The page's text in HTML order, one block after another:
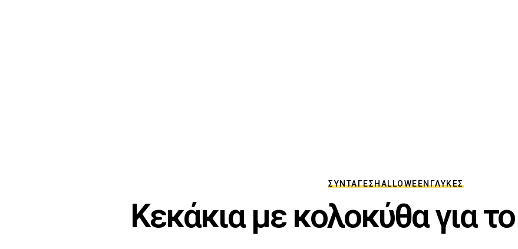
ΣΥΝΤΑΓΈΣHALLOWEENΓΛΥΚΈΣ
Κεκάκια με κολοκύθα για